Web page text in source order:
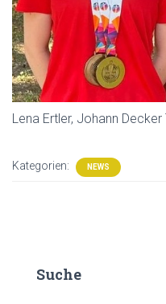
Lena Ertler, Johann
Kategorien: NEWS
Suche